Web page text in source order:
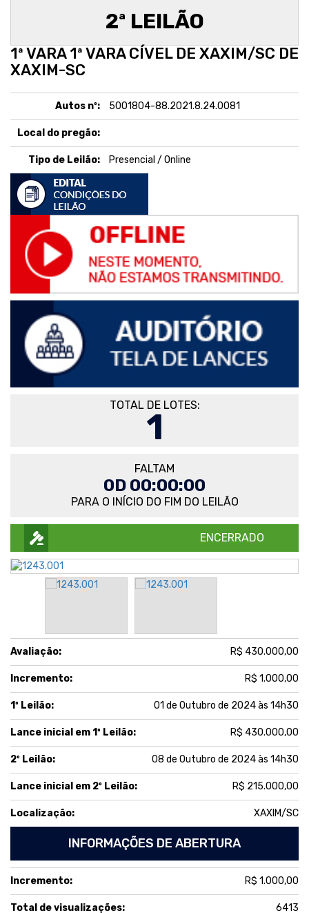
2ª LEILÃO
1ª VARA 1ª VARA CÍVEL DE XAXIM/SC DE
XAXIM-SC
Autos nº: 5001804-88.2021.8.24.0081
Local do pregão:
Tipo de Leilão: Presencial / Online
TOTAL DE LOTES:
1
FALTAM
0D 00:00:00
PARA O INÍCIO DO FIM DO LEILÃO
ENCERRADO
Avaliação: R$ 430.000,00
Incremento: R$ 1.000,00
1º Leilão: 01 de Outubro de 2024 às 14h30
Lance inicial em 1º Leilão: R$ 430.000,00
2º Leilão: 08 de Outubro de 2024 às 14h30
Lance inicial em 2º Leilão: R$ 215.000,00
Localização: XAXIM/SC
INFORMAÇÕES DE ABERTURA
Incremento: R$ 1.000,00
Total de visualizações: 6413